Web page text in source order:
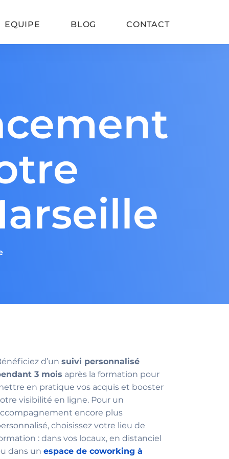
Google Consent Mode V2
SEO WordPress
EQUIPE BLOG CONTACT
d’un suivi personnalisé
3 mois après la formation pour
en pratique vos acquis et booster
visibilité en ligne. Pour un
encore plus
choisissez votre lieu de
: dans vos locaux, en distanciel
dans un espace de coworking à